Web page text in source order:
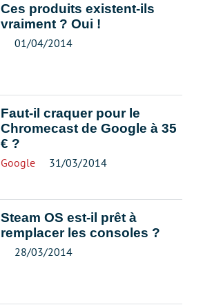
Ces produits existent-ils
vraiment ? Oui !
01/04/2014
Faut-il craquer pour le
Chromecast de Google à 35
€ ?
Google 31/03/2014
Steam OS est-il prêt à
remplacer les consoles ?
28/03/2014